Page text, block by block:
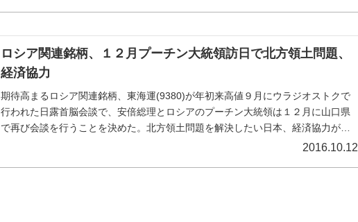
ロシア関連銘柄、１２月プーチン大統領訪日で北方領土問題、
経済協力
期待高まるロシア関連銘柄、東海運(9380)が年初来高値９月にウラジオストクで
行われた日露首脳会談で、安倍総理とロシアのプーチン大統領は１２月に山口県
で再び会談を行うことを決めた。北方領土問題を解決したい日本、経済協力が欲
2016.10.12